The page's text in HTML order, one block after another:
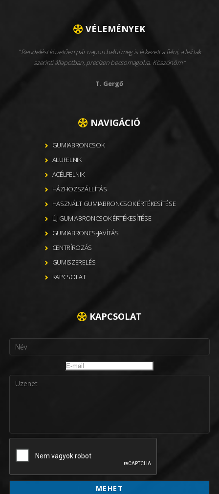
VÉLEMÉNYEK
Rendelést követően pár napon belül meg is érkezett a felni, a leírtak
szerinti állapotban, precízen becsomagolva. Köszönöm
T. Gergő
NAVIGÁCIÓ
GUMIABRONCSOK
ALUFELNIK
ACÉLFELNIK
HÁZHOZSZÁLLÍTÁS
HASZNÁLT GUMIABRONCSOK ÉRTÉKESÍTÉSE
ÚJ GUMIABRONCSOK ÉRTÉKESÍTÉSE
GUMIABRONCS-JAVÍTÁS
CENTRÍROZÁS
GUMISZERELÉS
KAPCSOLAT
KAPCSOLAT